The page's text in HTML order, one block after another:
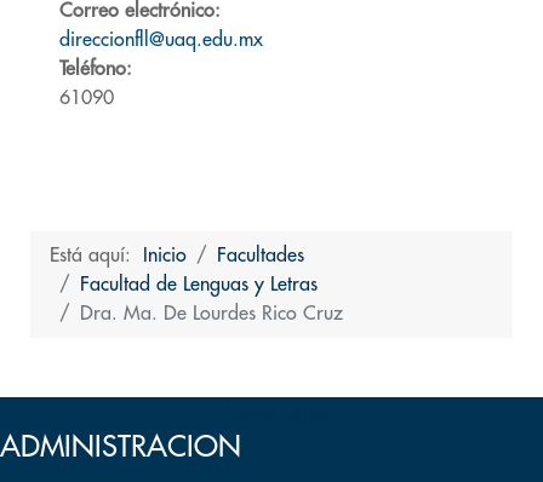
Correo electrónico:
direccionfll@uaq.edu.mx
Teléfono:
61090
Está aquí: Inicio
Facultades
Facultad de Lenguas y Letras
Dra. Ma. De Lourdes Rico Cruz
ADMINISTRACION